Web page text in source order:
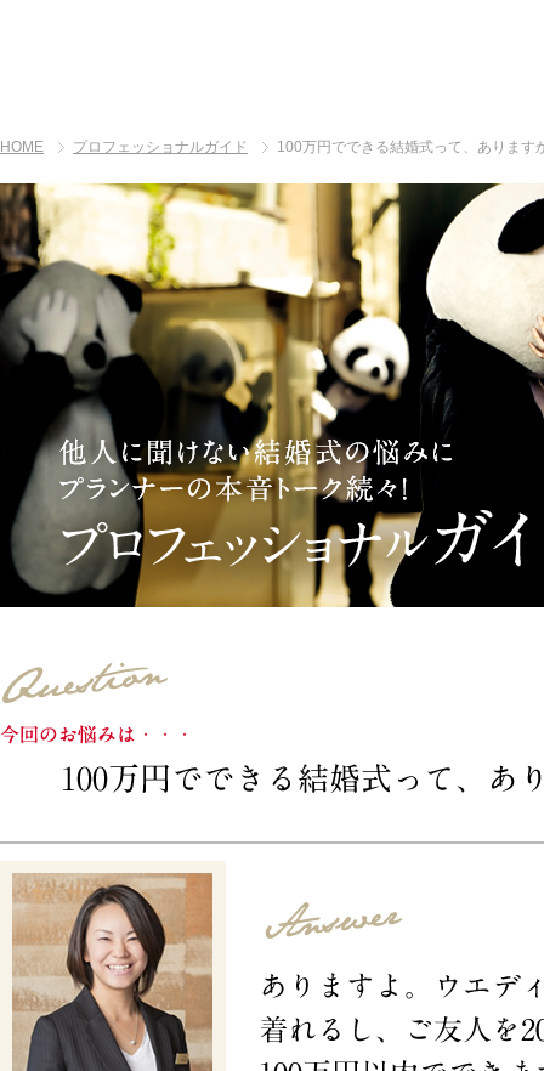
HOME プロフェッショナルガイド 100万円でできる結婚式って、あります